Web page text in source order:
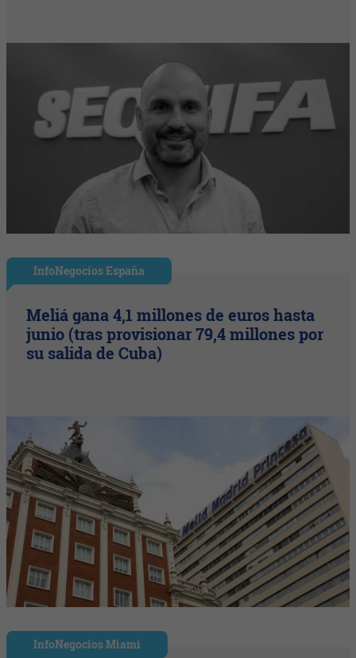
InfoNegocios España
Meliá gana 4,1 millones de euros hasta
junio (tras provisionar 79,4 millones por
su salida de Cuba)
InfoNegocios Miami